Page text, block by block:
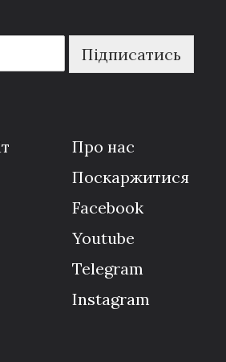
Підписатись
Про нас
Поскаржитися
Facebook
Youtube
Telegram
Instagram